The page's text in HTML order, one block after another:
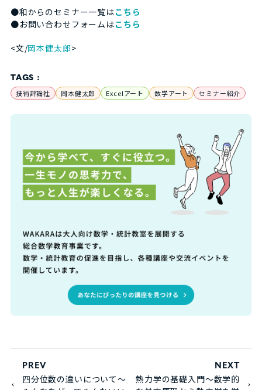
●和からのセミナー一覧はこちら
●お問い合わせフォームはこちら
<文/岡本健太郎>
TAGS :
技術評論社 岡本健太郎 Excelアート 数学アート セミナー紹介
PREV
四分位数の違いについて～
NEXT
熱力学の基礎入門～数学的